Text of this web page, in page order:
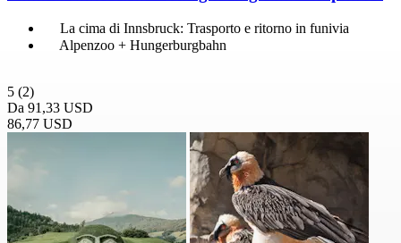
La cima di Innsbruck: Trasporto e ritorno in funivia
Alpenzoo + Hungerburgbahn
5 (2)
Da 91,33 USD
86,77 USD